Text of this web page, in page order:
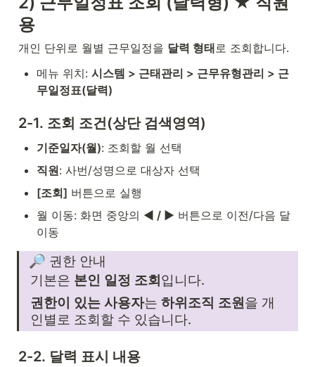
용
개인 단위로 월별 근무일정을 달력 형태로 조회합니다.
메뉴 위치: 시스템 > 근태관리 > 근무유형관리 > 근
무일정표(달력)
2-1. 조회 조건(상단 검색영역)
기준일자(월): 조회할 월 선택
직원: 사번/성명으로 대상자 선택
[조회] 버튼으로 실행
월 이동: 화면 중앙의 ◀ / ▶ 버튼으로 이전/다음 달
이동
🔎 권한 안내
기본은 본인 일정 조회입니다.
권한이 있는 사용자는 하위조직 조원을 개
인별로 조회할 수 있습니다.
2-2. 달력 표시 내용